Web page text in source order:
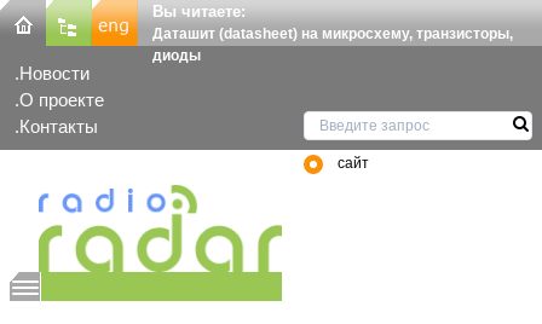
Вы читаете:
Даташит (datasheet) на микросхему, транзисторы,
диоды
Новости
О проекте
Контакты
сайт